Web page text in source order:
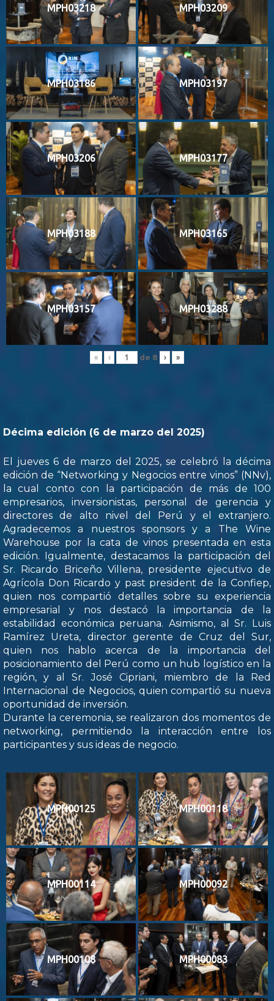
MPH03218 MPH03209
MPH03186 MPH03197
MPH03206 MPH03177
MPH03188 MPH03165
MPH03157 MPH03288
« ‹ de 8 › »
Décima edición (6 de marzo del 2025)
El jueves 6 de marzo del 2025, se celebró la décima
edición de “Networking y Negocios entre vinos” (NNv),
la cual conto con la participación de más de 100
empresarios, inversionistas, personal de gerencia y
directores de alto nivel del Perú y el extranjero.
Agradecemos a nuestros sponsors y a The Wine
Warehouse por la cata de vinos presentada en esta
edición. Igualmente, destacamos la participación del
Sr. Ricardo Briceño Villena, presidente ejecutivo de
Agrícola Don Ricardo y past president de la Confiep,
quien nos compartió detalles sobre su experiencia
empresarial y nos destacó la importancia de la
estabilidad económica peruana. Asimismo, al Sr. Luis
Ramírez Ureta, director gerente de Cruz del Sur,
quien nos hablo acerca de la importancia del
posicionamiento del Perú como un hub logístico en la
región, y al Sr. José Cipriani, miembro de la Red
Internacional de Negocios, quien compartió su nueva
oportunidad de inversión.
Durante la ceremonia, se realizaron dos momentos de
networking, permitiendo la interacción entre los
participantes y sus ideas de negocio.
MPH00125 MPH00118
MPH00114 MPH00092
MPH00108 MPH00083